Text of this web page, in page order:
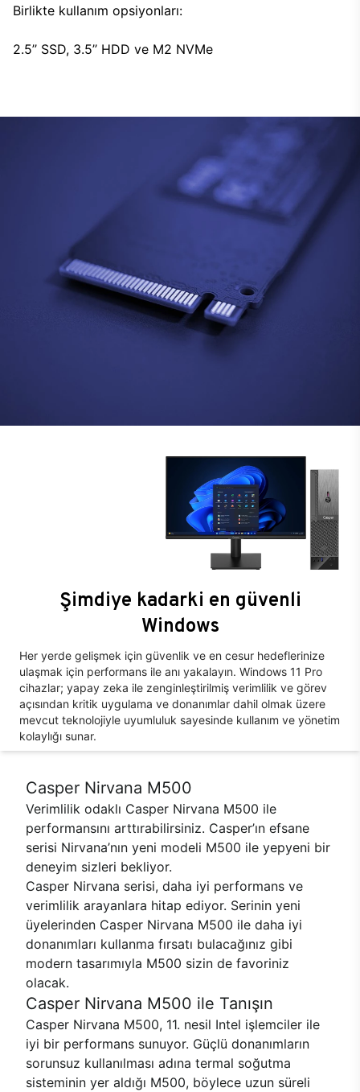
Birlikte kullanım opsiyonları:
2.5’’ SSD, 3.5’’ HDD ve M2 NVMe
Şimdiye kadarki en güvenli
Windows
Her yerde gelişmek için güvenlik ve en cesur hedeflerinize
ulaşmak için performans ile anı yakalayın. Windows 11 Pro
cihazlar; yapay zeka ile zenginleştirilmiş verimlilik ve görev
açısından kritik uygulama ve donanımlar dahil olmak üzere
mevcut teknolojiyle uyumluluk sayesinde kullanım ve yönetim
kolaylığı sunar.
Casper Nirvana M500
Verimlilik odaklı Casper Nirvana M500 ile
performansını arttırabilirsiniz. Casper’ın efsane
serisi Nirvana’nın yeni modeli M500 ile yepyeni bir
deneyim sizleri bekliyor.
Casper Nirvana serisi, daha iyi performans ve
verimlilik arayanlara hitap ediyor. Serinin yeni
üyelerinden Casper Nirvana M500 ile daha iyi
donanımları kullanma fırsatı bulacağınız gibi
modern tasarımıyla M500 sizin de favoriniz
olacak.
Casper Nirvana M500 ile Tanışın
Casper Nirvana M500, 11. nesil Intel işlemciler ile
iyi bir performans sunuyor. Güçlü donanımların
sorunsuz kullanılması adına termal soğutma
sisteminin yer aldığı M500, böylece uzun süreli